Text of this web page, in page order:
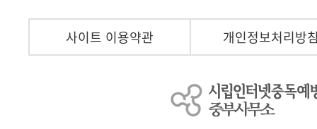
사이트 이용약관 개인정보처리방